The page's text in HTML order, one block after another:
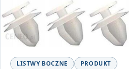
LISTWY BOCZNE PRODUKT